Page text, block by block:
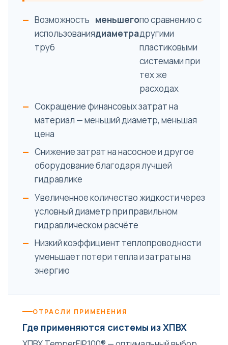
Возможность
использования
труб
меньшего
диаметра
по сравнению с
другими
пластиковыми
системами при
тех же
расходах
Сокращение финансовых затрат на
материал — меньший диаметр, меньшая
цена
Снижение затрат на насосное и другое
оборудование благодаря лучшей
гидравлике
Увеличенное количество жидкости через
условный диаметр при правильном
гидравлическом расчёте
Низкий коэффициент теплопроводности
уменьшает потери тепла и затраты на
энергию
ОТРАСЛИ ПРИМЕНЕНИЯ
Где применяются системы из ХПВХ